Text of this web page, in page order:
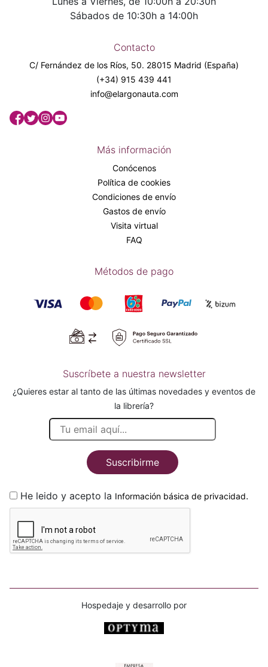
Sábados de 10:30h a 14:00h
Contacto
C/ Fernández de los Ríos, 50. 28015 Madrid (España)
(+34) 915 439 441
info@elargonauta.com
Más información
Conócenos
Política de cookies
Condiciones de envío
Gastos de envío
Visita virtual
FAQ
Métodos de pago
Suscríbete a nuestra newsletter
¿Quieres estar al tanto de las últimas novedades y eventos de
la librería?
Suscribirme
He leido y acepto la Información básica de privacidad.
Hospedaje y desarrollo por